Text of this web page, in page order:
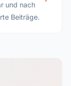
und nach
Beiträge.